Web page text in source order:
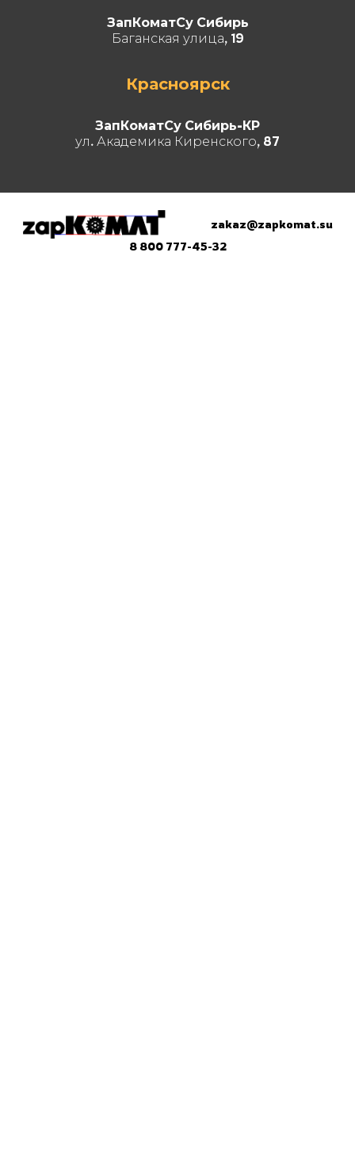
ЗапКоматСу Сибирь
Баганская улица, 19
Красноярск
ЗапКоматСу Сибирь-КР
ул. Академика Киренского, 87
zakaz@zapkomat.su
8 800 777-45-32